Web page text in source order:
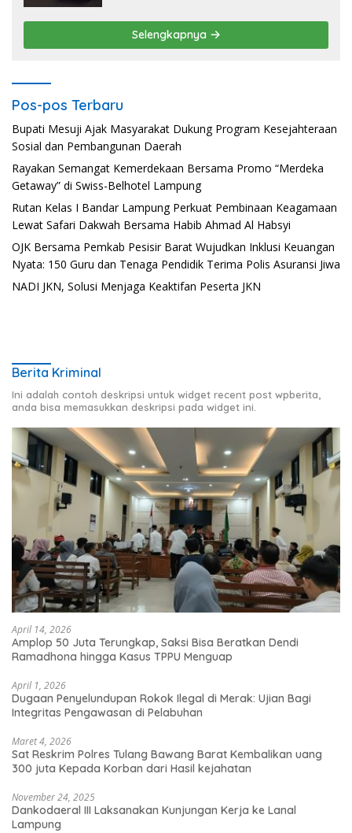
Selengkapnya
Pos-pos Terbaru
Bupati Mesuji Ajak Masyarakat Dukung Program Kesejahteraan
Sosial dan Pembangunan Daerah
Rayakan Semangat Kemerdekaan Bersama Promo “Merdeka
Getaway” di Swiss-Belhotel Lampung
Rutan Kelas I Bandar Lampung Perkuat Pembinaan Keagamaan
Lewat Safari Dakwah Bersama Habib Ahmad Al Habsyi
OJK Bersama Pemkab Pesisir Barat Wujudkan Inklusi Keuangan
Nyata: 150 Guru dan Tenaga Pendidik Terima Polis Asuransi Jiwa
NADI JKN, Solusi Menjaga Keaktifan Peserta JKN
Berita Kriminal
Ini adalah contoh deskripsi untuk widget recent post wpberita,
anda bisa memasukkan deskripsi pada widget ini.
April 14, 2026
Amplop 50 Juta Terungkap, Saksi Bisa Beratkan Dendi
Ramadhona hingga Kasus TPPU Menguap
April 1, 2026
Dugaan Penyelundupan Rokok Ilegal di Merak: Ujian Bagi
Integritas Pengawasan di Pelabuhan
Maret 4, 2026
Sat Reskrim Polres Tulang Bawang Barat Kembalikan uang
300 juta Kepada Korban dari Hasil kejahatan
November 24, 2025
Dankodaeral III Laksanakan Kunjungan Kerja ke Lanal
Lampung